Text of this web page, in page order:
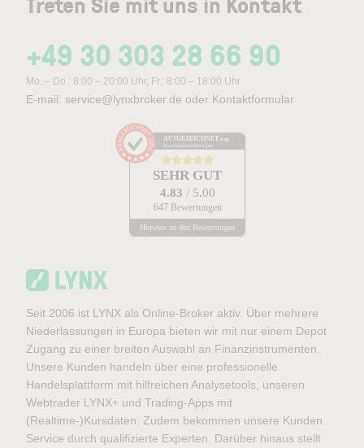
+49 30 303 28 66 90
Mo. – Do.: 8:00 – 20:00 Uhr, Fr.: 8:00 – 18:00 Uhr
E-mail: service@lynxbroker.de oder Kontaktformular
AUSGEZEICHNET .org
Kundenbewertungen
SEHR GUT
4.83 / 5.00
647 Bewertungen
Hinweis zu den Bewertungen
Seit 2006 ist LYNX als Online-Broker aktiv. Über mehrere
Niederlassungen in Europa bieten wir mit nur einem Depot
Zugang zu einer breiten Auswahl an Finanzinstrumenten.
Unsere Kunden handeln über eine professionelle
Handelsplattform mit hilfreichen Analysetools, unseren
Webtrader LYNX+ und Trading-Apps mit
(Realtime-)Kursdaten. Zudem bekommen unsere Kunden
Service durch qualifizierte Experten. Darüber hinaus stellt